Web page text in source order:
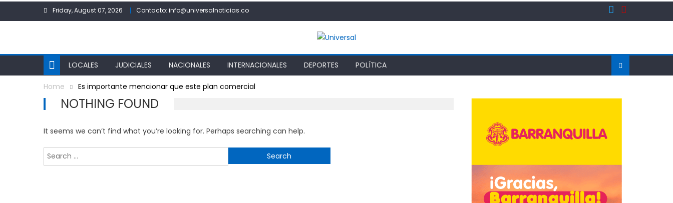
Friday, August 07, 2026 Contacto: info@universalnoticias.co
LOCALES JUDICIALES NACIONALES INTERNACIONALES DEPORTES POLÍTICA
Home Es importante mencionar que este plan comercial
NOTHING FOUND
It seems we can’t find what you’re looking for. Perhaps searching can help.
for: